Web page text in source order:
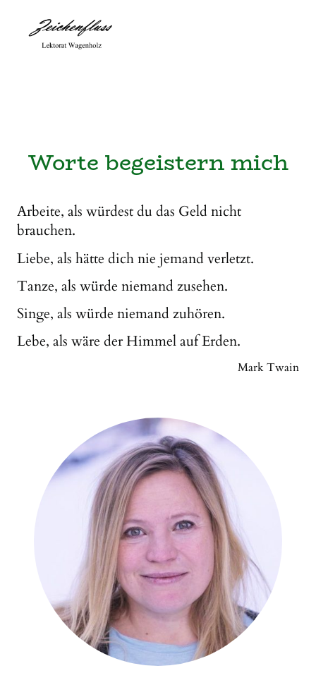
Worte begeistern mich
Arbeite, als würdest du das Geld nicht
brauchen.
Liebe, als hätte dich nie jemand verletzt.
Tanze, als würde niemand zusehen.
Singe, als würde niemand zuhören.
Lebe, als wäre der Himmel auf Erden.
Mark Twain